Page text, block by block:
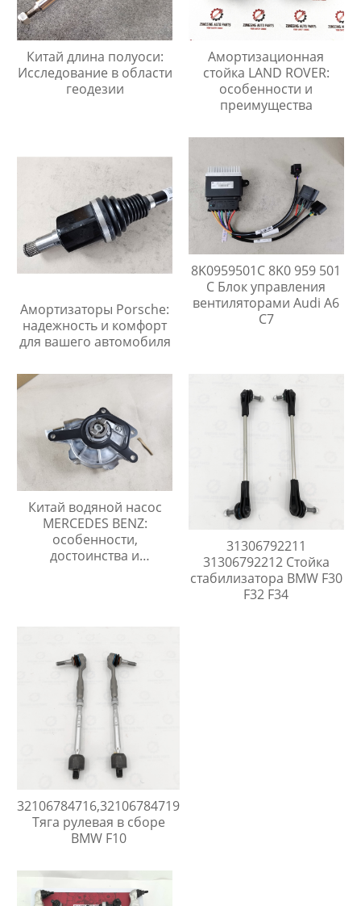
Китай длина полуоси:
Исследование в области
геодезии
Амортизационная
стойка LAND ROVER:
особенности и
преимущества
Амортизаторы Porsche:
надежность и комфорт
для вашего автомобиля
8K0959501C 8K0 959 501
C Блок управления
вентиляторами Audi A6
C7
Китай водяной насос
MERCEDES BENZ:
особенности,
достоинства и
31306792211
31306792212 Стойка
стабилизатора BMW F30
F32 F34
32106784716,32106784719
Тяга рулевая в сборе
BMW F10